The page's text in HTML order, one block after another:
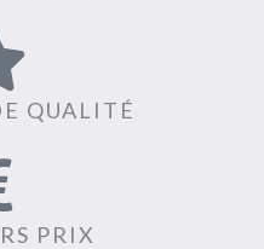
QUALITÉ
PRIX